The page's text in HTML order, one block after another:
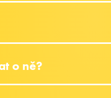
o ně?